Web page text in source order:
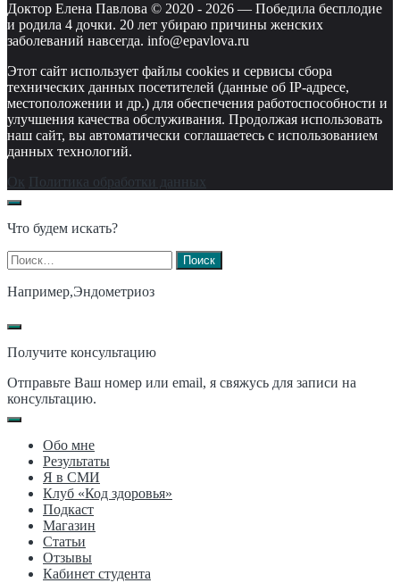
Доктор Елена Павлова © 2020 - 2026 — Победила бесплодие
и родила 4 дочки. 20 лет убираю причины женских
заболеваний навсегда. info@epavlova.ru
Этот сайт использует файлы cookies и сервисы сбора
технических данных посетителей (данные об IP-адресе,
местоположении и др.) для обеспечения работоспособности и
улучшения качества обслуживания. Продолжая использовать
наш сайт, вы автоматически соглашаетесь с использованием
данных технологий.
Ок Политика обработки данных
Что будем искать?
Найти:
Например,Эндометриоз
Получите консультацию
Отправьте Ваш номер или email, я свяжусь для записи на
консультацию.
Обо мне
Результаты
Я в СМИ
Клуб «Код здоровья»
Подкаст
Магазин
Статьи
Отзывы
Кабинет студента